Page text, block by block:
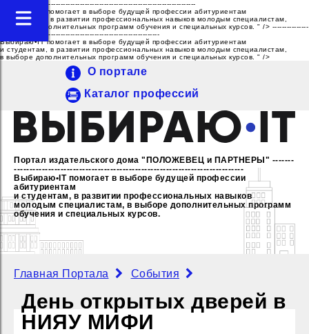
---------------------------------------------------------------------------------
Выбираю•IT помогает в выборе будущей профессии абитуриентам
и студентам, в развитии профессиональных навыков молодым специалистам,
в выборе дополнительных программ обучения и специальных курсов. " /> ---------------
------------------------------------------------------------------
Выбираю•IT помогает в выборе будущей профессии абитуриентам
и студентам, в развитии профессиональных навыков молодым специалистам,
в выборе дополнительных программ обучения и специальных курсов. " />
Портал издательского дома "ПОЛОЖЕВЕЦ и ПАРТНЕРЫ" -------
--------------------------------------------------------------------------
Выбираю•IT помогает в выборе будущей профессии
абитуриентам
и студентам, в развитии профессиональных навыков
молодым специалистам, в выборе дополнительных программ
обучения и специальных курсов.
О портале
Каталог профессий
Главная Портала События
День открытых дверей в
НИЯУ МИФИ